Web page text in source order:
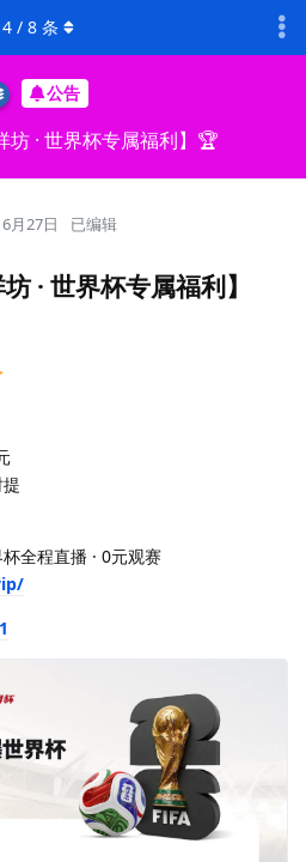
公告
· 世界杯专属福利】🏆
4 / 8 条
6月27日 已编辑
· 世界杯专属福利】
全程直播 · 0元观赛